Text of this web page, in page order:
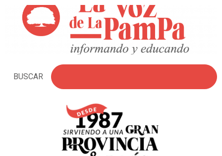
BUSCAR